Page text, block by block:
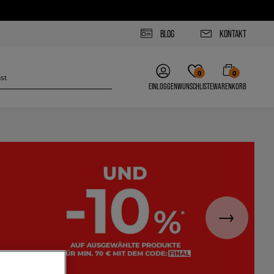
BLOG KONTAKT
EINLOGGEN
0
WUNSCHLISTE
0
WARENKORB